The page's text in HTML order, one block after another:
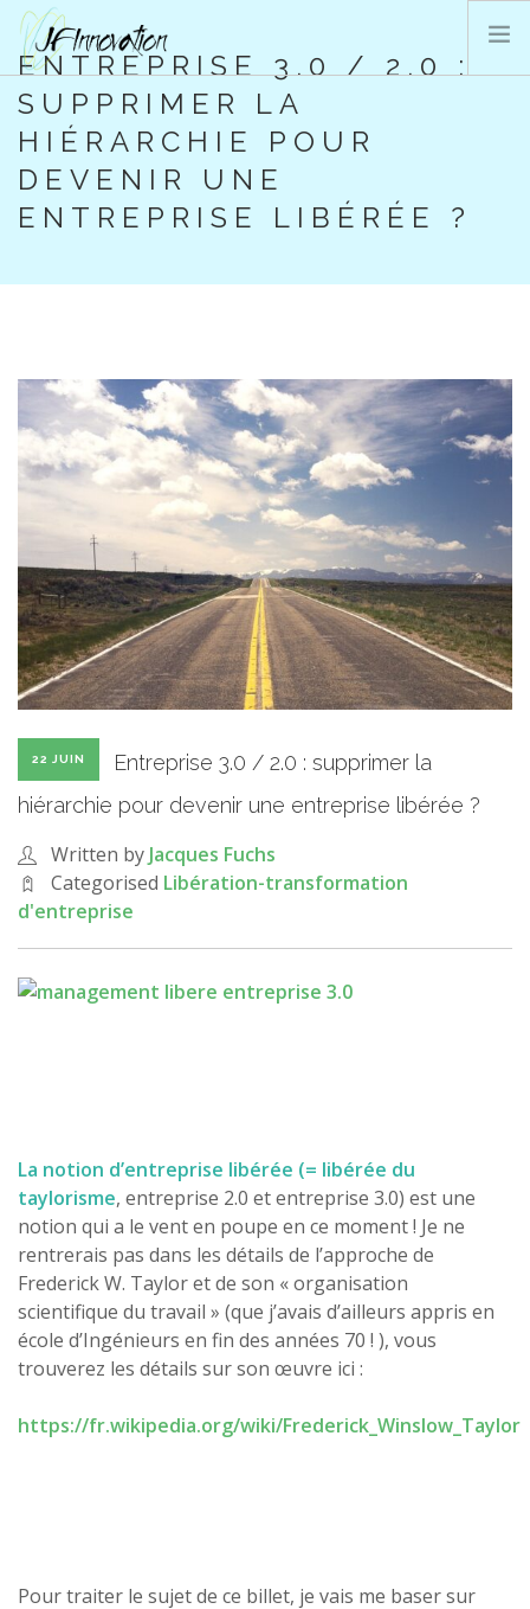
PRESTATIONS JFI
QUI SOMMES-NOUS ?
BLOG
CONTACT
ENTREPRISE 3.0 / 2.0 :
SUPPRIMER LA
HIÉRARCHIE POUR
DEVENIR UNE
ENTREPRISE LIBÉRÉE ?
22 JUIN
Entreprise 3.0 / 2.0 : supprimer la
hiérarchie pour devenir une entreprise libérée ?
Written by Jacques Fuchs
Categorised Libération-transformation
d'entreprise
La notion d’entreprise libérée (= libérée du
taylorisme, entreprise 2.0 et entreprise 3.0) est une
notion qui a le vent en poupe en ce moment ! Je ne
rentrerais pas dans les détails de l’approche de
Frederick W. Taylor et de son « organisation
scientifique du travail » (que j’avais d’ailleurs appris en
école d’Ingénieurs en fin des années 70 ! ), vous
trouverez les détails sur son œuvre ici :
https://fr.wikipedia.org/wiki/Frederick_Winslow_Taylor
Pour traiter le sujet de ce billet, je vais me baser sur